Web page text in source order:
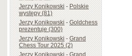
Jerzy Konikowski-Polskie
występy (81)
Jerzy Konikowski-Goldchess
prezentuje (300)
Jerzy Konikowski-Grand
Chess Tour 2025 (2)
Jerzy Konikowski-Grand